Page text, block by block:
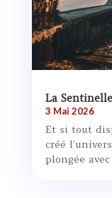
La
3 Mai 2026
Et si tout
créé
plongée avec